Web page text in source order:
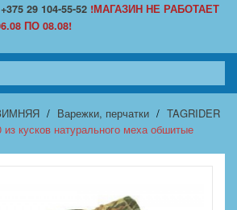
+375 29 104-55-52 !МАГАЗИН НЕ РАБОТАЕТ
ПО 08.08!
Варежки, перчатки
TAGRIDER
кусков натурального меха обшитые